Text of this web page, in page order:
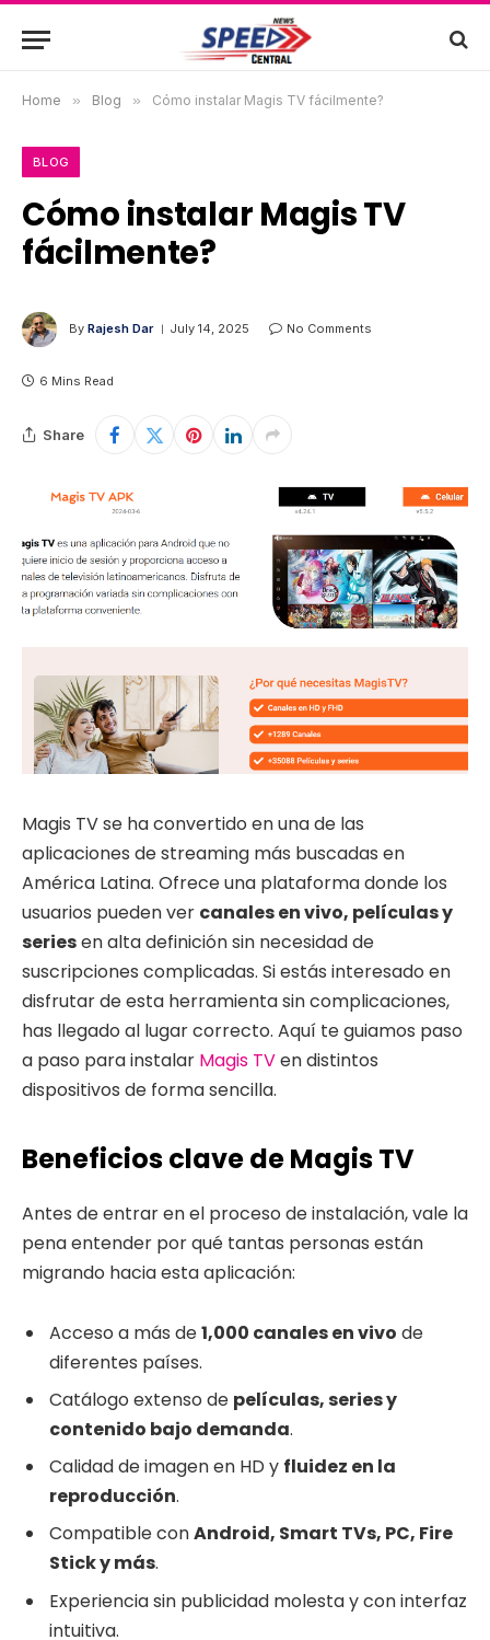
Home » Blog » Cómo instalar Magis TV fácilmente?
BLOG
Cómo instalar Magis TV
fácilmente?
By Rajesh Dar July 14, 2025 No Comments
6 Mins Read
Share
Magis TV se ha convertido en una de las
aplicaciones de streaming más buscadas en
América Latina. Ofrece una plataforma donde los
usuarios pueden ver canales en vivo, películas y
seriesen alta definición sin necesidad de
suscripciones complicadas. Si estás interesado en
disfrutar de esta herramienta sin complicaciones,
has llegado al lugar correcto. Aquí te guiamos paso
a paso para instalar Magis TVen distintos
dispositivos de forma sencilla.
Beneficios clave de Magis TV
Antes de entrar en el proceso de instalación, vale la
pena entender por qué tantas personas están
migrando hacia esta aplicación:
Acceso a más de1,000 canales en vivo de
diferentes países.
Catálogo extenso de películas, series y
contenido bajo demanda.
Calidad de imagen en HD y fluidez en la
reproducción.
Compatible conAndroid, Smart TVs, PC, Fire
Stick y más.
Experiencia sin publicidad molesta y con interfaz
intuitiva.